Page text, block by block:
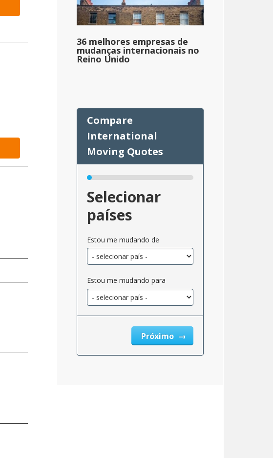
36 melhores empresas de
mudanças internacionais no
Reino Unido
Selecionar
países
Estou me mudando de
Estou me mudando para
Próximo